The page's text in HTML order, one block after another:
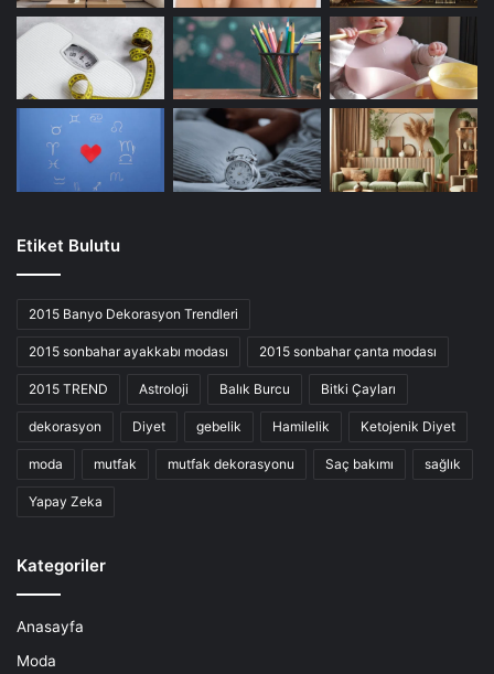
Etiket Bulutu
2015 Banyo Dekorasyon Trendleri
2015 sonbahar ayakkabı modası 2015 sonbahar çanta modası
2015 TREND Astroloji Balık Burcu Bitki Çayları
dekorasyon Diyet gebelik Hamilelik Ketojenik Diyet
moda mutfak mutfak dekorasyonu Saç bakımı sağlık
Yapay Zeka
Kategoriler
Anasayfa
Moda